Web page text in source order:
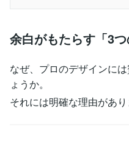
余白がもたらす「3つ
なぜ、プロのデザインに
ょうか。
それには明確な理由があり